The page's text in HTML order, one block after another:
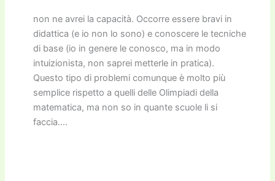
non ne avrei la capacità. Occorre essere bravi in
didattica (e io non lo sono) e conoscere le tecniche
di base (io in genere le conosco, ma in modo
intuizionista, non saprei metterle in pratica).
Questo tipo di problemi comunque è molto più
semplice rispetto a quelli delle Olimpiadi della
matematica, ma non so in quante scuole li si
faccia….